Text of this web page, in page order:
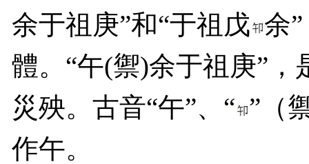
余于祖庚”和“于祖戊 余
體。“午(禦)余于祖庚”，
災殃。古音“午”、“ ”（
作午。